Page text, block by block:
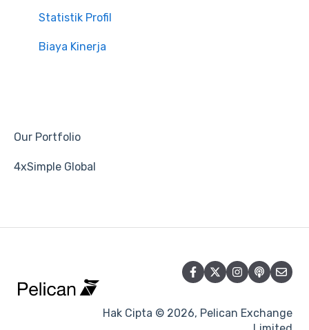
Statistik Profil
Biaya Kinerja
Our Portfolio
4xSimple Global
Hak Cipta © 2026, Pelican Exchange